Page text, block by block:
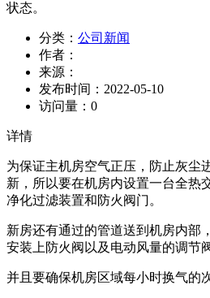
状态。
分类： 公司新闻
作者：
来源：
发布时间： 2022-05-10
访问量： 0
详情
为保证主机房空气正压，防止灰尘
新，所以要在机房内设置一台全热
净化过滤装置和防火阀门。
新房还有通过的管道送到机房内部
安装上防火阀以及电动风量的调节阀
并且要确保机房区域每小时换气的